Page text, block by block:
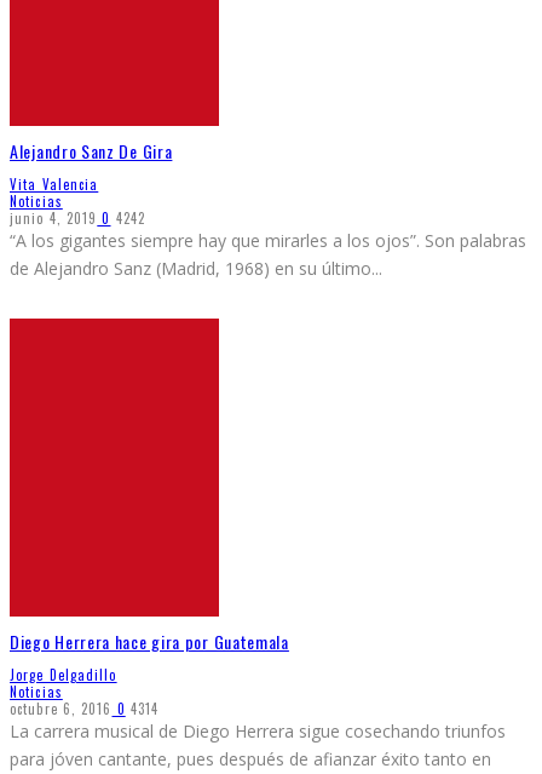
Alejandro Sanz De Gira
Vita Valencia
Noticias
junio 4, 2019 0 4242
“A los gigantes siempre hay que mirarles a los ojos”. Son palabras
de Alejandro Sanz (Madrid, 1968) en su último...
Diego Herrera hace gira por Guatemala
Jorge Delgadillo
Noticias
octubre 6, 2016 0 4314
La carrera musical de Diego Herrera sigue cosechando triunfos
para jóven cantante, pues después de afianzar éxito tanto en